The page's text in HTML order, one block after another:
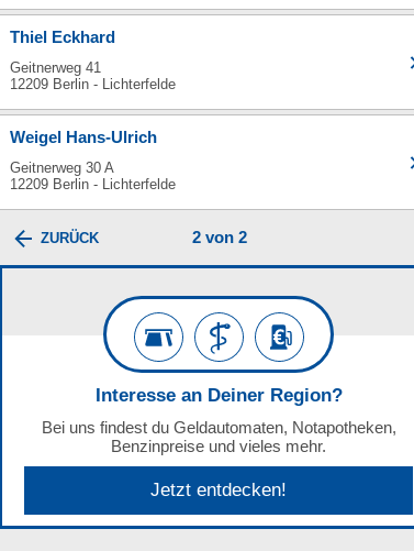
Thiel Eckhard
Geitnerweg 41
12209 Berlin - Lichterfelde
Weigel Hans-Ulrich
Geitnerweg 30 A
12209 Berlin - Lichterfelde
ZURÜCK 2 von 2
Interesse an Deiner Region?
Bei uns findest du Geldautomaten, Notapotheken,
Benzinpreise und vieles mehr.
Jetzt entdecken!